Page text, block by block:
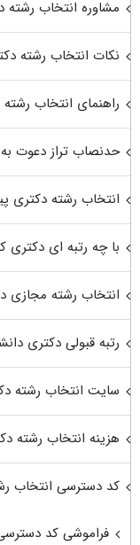
مشاوره انتخاب رشته
نکات انتخاب رشته
راهنمای انتخاب
حدنصاب تراز دعوت
انتخاب رشته دکتری
با چه رتبه ای دکتری
انتخاب رشته مجازی
رتبه قبولی دکتری
سایت انتخاب رشته
هزینه انتخاب رشته
کد دسترسی انتخاب
فراموشی کد